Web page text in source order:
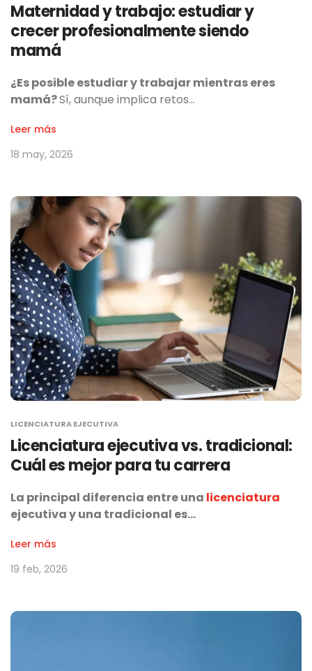
Maternidad y trabajo: estudiar y
crecer profesionalmente siendo
mamá
¿Es posible estudiar y trabajar mientras eres
mamá?Sí, aunque implica retos…
Leer más
18 may, 2026
LICENCIATURA EJECUTIVA
Licenciatura ejecutiva vs. tradicional:
Cuál es mejor para tu carrera
La principal diferencia entre una licenciatura
ejecutiva y una tradicional es…
Leer más
19 feb, 2026